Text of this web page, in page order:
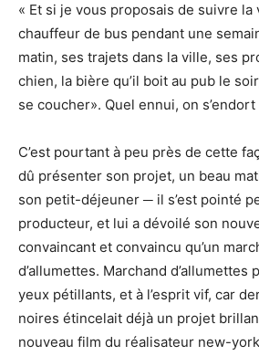
« Et si je vous proposais de suivre la
chauffeur de bus pendant une
matin, ses trajets dans la ville, ses
chien, la bière qu’il boit au pub le
se coucher». Quel ennui, on
C’est pourtant à peu près de cette
dû présenter son projet, un beau
son petit-déjeuner ─ il s’est pointé
producteur, et lui a dévoilé son
convaincant et convaincu qu’un
d’allumettes. Marchand d’allumettes
yeux pétillants, et à l’esprit vif, car
noires étincelait déjà un projet
nouveau film du réalisateur new-